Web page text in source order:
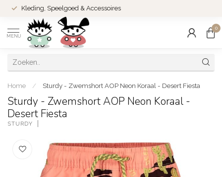
Kleding, Speelgoed & Accessoires
MENU
0
Home / Sturdy - Zwemshort AOP Neon Koraal - Desert Fiesta
Sturdy - Zwemshort AOP Neon Koraal -
Desert Fiesta
STURDY